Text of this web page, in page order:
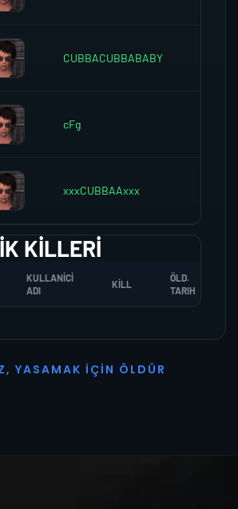
CUBBACUBBABABY
cFg
xxxCUBBAAxxx
KILLERI
KULLANICI
ADI
KILL
ÖLD.
TARIH
, YASAMAK İ ÇI N Ö L D Ü R